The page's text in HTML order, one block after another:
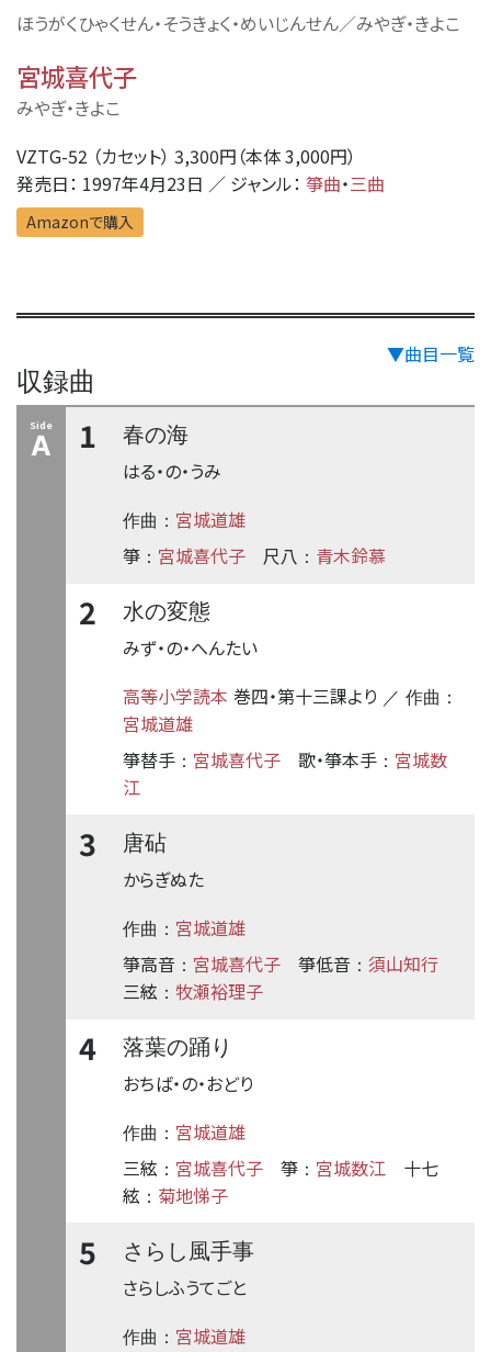
ほうがくひゃくせん・そうきょく・めいじんせん／みやぎ・きよこ
宮城喜代子
みやぎ・きよこ
VZTG-52 （カセット） 3,300円（本体 3,000円）
発売日： 1997年4月23日 ／ ジャンル： 箏曲・三曲
Amazonで購入
▼曲目一覧
収録曲
Side
A 1
春の海
はる・の・うみ
作曲： 宮城道雄
箏 ： 宮城喜代子 尺八 ： 青木鈴慕
2
水の変態
みず・の・へんたい
高等小学読本 巻四・第十三課より ／ 作曲：
宮城道雄
箏替手 ： 宮城喜代子 歌・箏本手 ： 宮城数
江
3
唐砧
からぎぬた
作曲： 宮城道雄
箏高音 ： 宮城喜代子 箏低音 ： 須山知行
三絃 ： 牧瀬裕理子
4
落葉の踊り
おちば・の・おどり
作曲： 宮城道雄
三絃 ： 宮城喜代子 箏 ： 宮城数江
十七
絃 ： 菊地悌子
5
さらし風手事
さらしふうてごと
作曲： 宮城道雄